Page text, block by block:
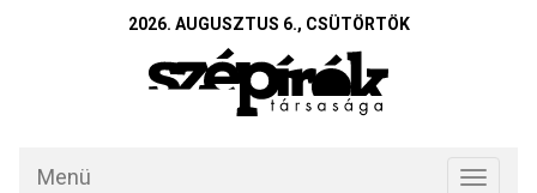
2026. AUGUSZTUS 6., CSÜTÖRTÖK
Toggle
Menü